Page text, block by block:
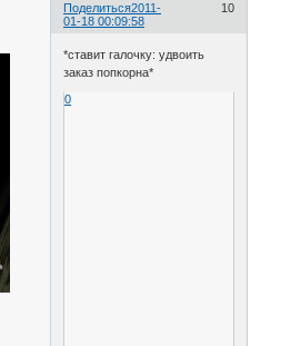
Поделиться 10
2011-
01-18 00:09:58
*ставит галочку: удвоить
заказ попкорна*
0